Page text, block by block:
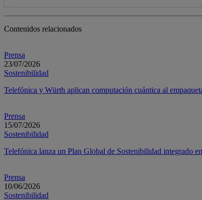
Contenidos relacionados
Prensa
23/07/2026
Sostenibilidad
Telefónica y Würth aplican computación cuántica al
Prensa
15/07/2026
Sostenibilidad
Telefónica lanza un Plan Global de Sostenibilidad integrado
Prensa
10/06/2026
Sostenibilidad